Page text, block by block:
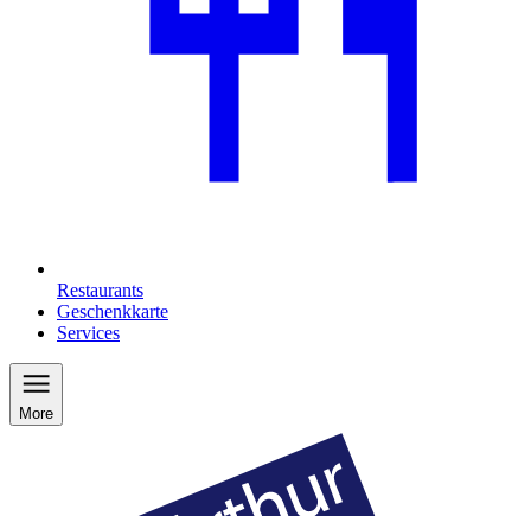
Restaurants
Geschenkkarte
Services
More